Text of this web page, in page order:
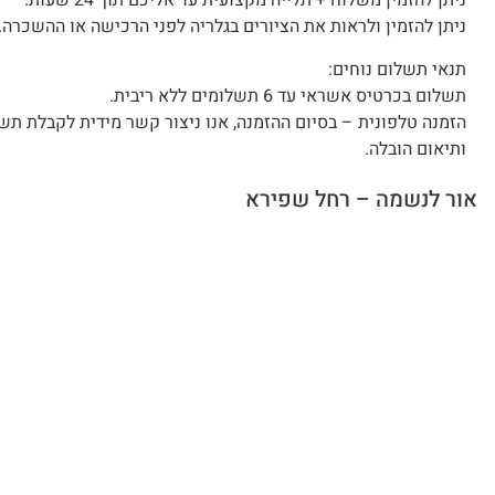
ניתן להזמין ולראות את הציורים בגלריה לפני הרכישה או
תנאי תשלום נוחים:
תשלום בכרטיס אשראי עד 6 תשלומים ללא ריבית.
הזמנה טלפונית – בסיום ההזמנה, אנו ניצור קשר מידית לקבלת
ותיאום הובלה.
אור לנשמה – רחל שפירא